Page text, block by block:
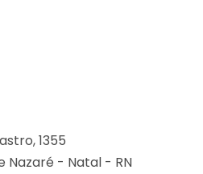
1355
Nazaré - Natal - RN